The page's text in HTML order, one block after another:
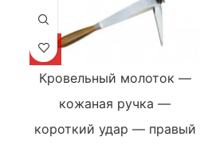
Кровельный молоток —
кожаная ручка —
короткий удар — правый